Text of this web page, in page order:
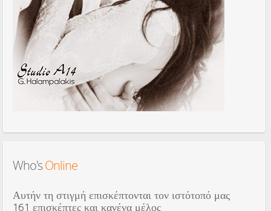
Who's Online
Αυτήν τη στιγμή επισκέπτονται τον ιστότοπό μας
161 επισκέπτες και κανένα μέλος